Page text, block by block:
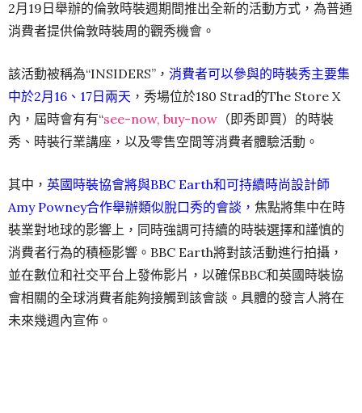
2月19日舉辦的倫敦時裝週期間推出全新的活動方式，為普通
消費者提供倫敦時裝周的觀秀機會。
該活動被稱為“INSIDERS”， 消費者可以參與的時裝秀主要集
中於2月16、17日兩天 ，秀場位於180 Strad的The Store X
內，屆時會有有“see-now, buy-now （即秀即買）的時裝
秀、時裝行業講座，以及零售空間等消費者體驗活動。
其中， 英國時裝協會將與BBC Earth和可持續時尚設計師
Amy Powney合作舉辦類似脫口秀的會談， 焦點將集中在時
裝業對地球的影響上，同時強調可持續的時裝選擇和謹慎的
消費者行為的積極影響。BBC Earth將對該活動進行拍攝，
並在數位和社交平台上發佈影片，以確保BBC和英國時裝協
會相關的全球消費者能夠接觸到該會談。具體的發言人將在
未來幾週內宣佈。